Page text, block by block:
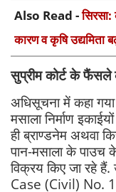
Also Read -
कारण व कृषि उद्यमिता
सुप्रीम कोर्ट के फैंसले
अधिसूचना में कहा गया
मसाला निर्माण
ही ब्राण्डनेम अथवा
पान-मसाला के पाउच
विक्रय किए जा रहे हैं.
Case (Civil) No.